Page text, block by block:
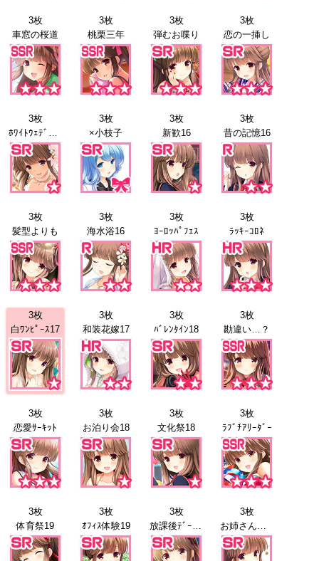
3枚
車窓の桜道
3枚
桃栗三年
3枚
弾むお喋り
3枚
恋の一挿し
3枚
ﾎﾜｲﾄｳｪﾃﾞｨﾝｸﾞ15
3枚
×小枝子
3枚
新歓16
3枚
昔の記憶16
3枚
髪型よりも
3枚
海水浴16
3枚
ﾖｰﾛｯﾊﾟﾌｪｽ
3枚
ﾗｯｷｰｺﾛﾈ
3枚
白ﾜﾝﾋﾟｰｽ17
3枚
和装花嫁17
3枚
ﾊﾞﾚﾝﾀｲﾝ18
3枚
勘違い…？
3枚
恋愛ｻｰｷｯﾄ
3枚
お泊り会18
3枚
文化祭18
3枚
ﾗﾌﾞﾁｱﾘｰﾀﾞｰ
3枚
体育祭19
3枚
ｵﾌｨｽ体験19
3枚
放課後ﾃﾞｰﾄ20
3枚
お姉さんと20